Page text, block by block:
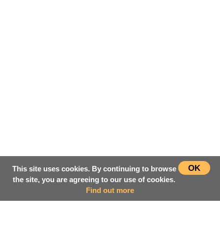
OK
This site uses cookies. By continuing to browse
the site, you are agreeing to our use of cookies.
Find out more